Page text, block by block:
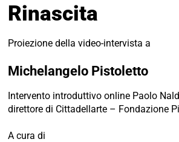
Rinascita
Proiezione della video-intervista a
Michelangelo Pistoletto
Intervento introduttivo online Paolo
direttore di Cittadellarte – Fondazione
A cura di